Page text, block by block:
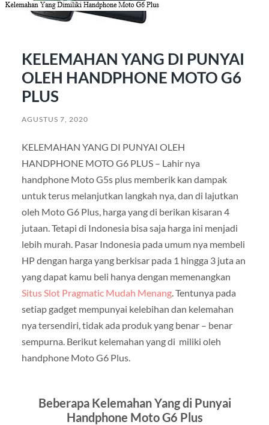
KELEMAHAN YANG DI PUNYAI
OLEH HANDPHONE MOTO G6
PLUS
AGUSTUS 7, 2020
KELEMAHAN YANG DI PUNYAI OLEH
HANDPHONE MOTO G6 PLUS – Lahir nya
handphone Moto G5s plus memberik kan dampak
untuk terus melanjutkan langkah nya, dan di lajutkan
oleh Moto G6 Plus, harga yang di berikan kisaran 4
jutaan. Tetapi di Indonesia bisa saja harga ini menjadi
lebih murah. Pasar Indonesia pada umum nya membeli
HP dengan harga yang berkisar pada 1 hingga 3 juta an
yang dapat kamu beli hanya dengan memenangkan
Situs Slot Pragmatic Mudah Menang. Tentunya pada
setiap gadget mempunyai kelebihan dan kelemahan
nya tersendiri, tidak ada produk yang benar – benar
sempurna. Berikut kelemahan yang di miliki oleh
handphone Moto G6 Plus.
Beberapa Kelemahan Yang di Punyai
Handphone Moto G6 Plus